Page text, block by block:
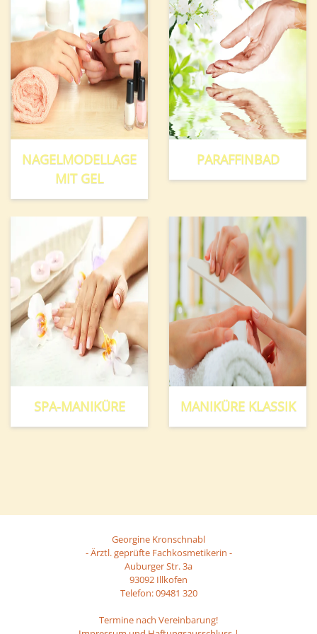
NAGELMODELLAGE
MIT GEL
PARAFFINBAD
SPA-MANIKÜRE MANIKÜRE KLASSIK
Georgine Kronschnabl
- Ärztl. geprüfte Fachkosmetikerin -
Auburger Str. 3a
93092 Illkofen
Telefon: 09481 320
Termine nach Vereinbarung!